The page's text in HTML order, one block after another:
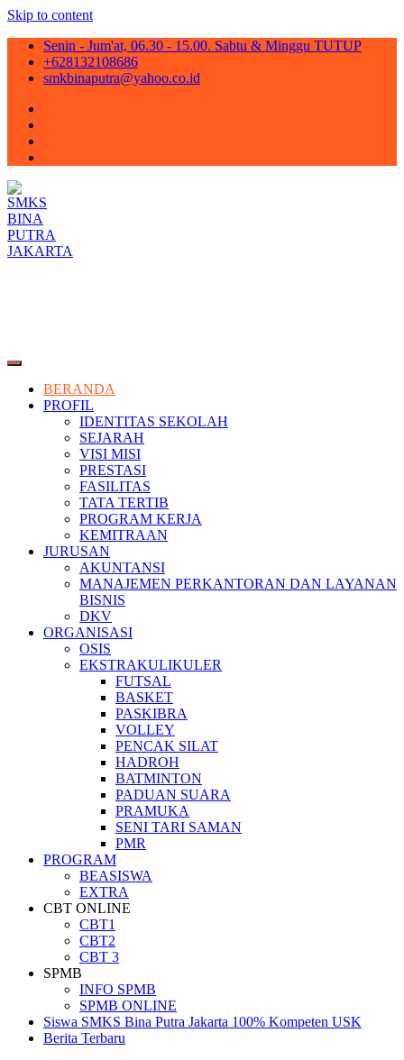
Skip to content
Senin - Jum'at, 06.30 - 15.00. Sabtu & Minggu TUTUP
+628132108686
smkbinaputra@yahoo.co.id
BERANDA
PROFIL
IDENTITAS SEKOLAH
SEJARAH
VISI MISI
PRESTASI
FASILITAS
TATA TERTIB
PROGRAM KERJA
KEMITRAAN
JURUSAN
AKUNTANSI
MANAJEMEN PERKANTORAN DAN LAYANAN
BISNIS
DKV
ORGANISASI
OSIS
EKSTRAKULIKULER
FUTSAL
BASKET
PASKIBRA
VOLLEY
PENCAK SILAT
HADROH
BATMINTON
PADUAN SUARA
PRAMUKA
SENI TARI SAMAN
PMR
PROGRAM
BEASISWA
EXTRA
CBT ONLINE
CBT1
CBT2
CBT 3
SPMB
INFO SPMB
SPMB ONLINE
Siswa SMKS Bina Putra Jakarta 100% Kompeten USK
Berita Terbaru